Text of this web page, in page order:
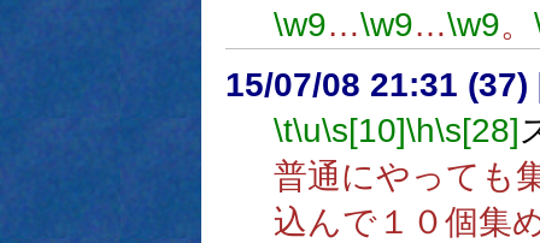
\w9…\w9…\w9。
15/07/08 21:31 (37)
\t\u\s[10]\h\s[28]
普通にやっても
込んで１０個集